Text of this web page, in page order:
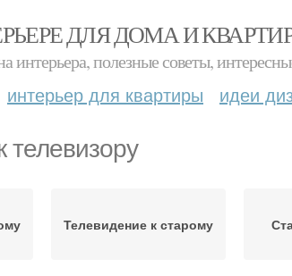
ДЛЯ ДОМА И
интерьера, полезные советы,
интерьер для квартиры идеи
телевизору
Телевидение к старому